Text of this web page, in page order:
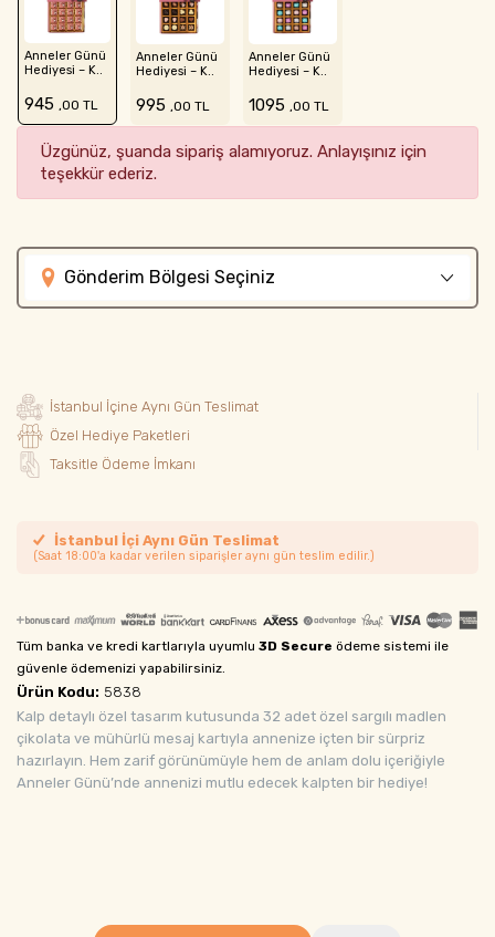
Anneler Günü
Hediyesi – K..
945 ,00 TL
Anneler Günü
Hediyesi – K..
995 ,00 TL
Anneler Günü
Hediyesi – K..
1095 ,00 TL
Üzgünüz, şuanda sipariş alamıyoruz. Anlayışınız için
teşekkür ederiz.
Gönderim Bölgesi Seçiniz
İstanbul İçine Aynı Gün Teslimat
Özel Hediye Paketleri
Taksitle Ödeme İmkanı
İstanbul İçi Aynı Gün Teslimat
(Saat 18:00'a kadar verilen siparişler aynı gün teslim edilir.)
Tüm banka ve kredi kartlarıyla uyumlu 3D Secure ödeme sistemi ile
güvenle ödemenizi yapabilirsiniz.
Ürün Kodu: 5838
Kalp detaylı özel tasarım kutusunda 32 adet özel sargılı madlen
çikolata ve mühürlü mesaj kartıyla annenize içten bir sürpriz
hazırlayın. Hem zarif görünümüyle hem de anlam dolu içeriğiyle
Anneler Günü’nde annenizi mutlu edecek kalpten bir hediye!